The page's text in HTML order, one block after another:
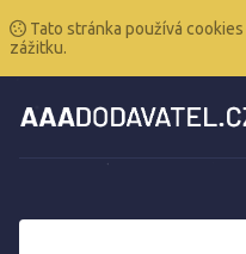
Tato stránka používá
zážitku.